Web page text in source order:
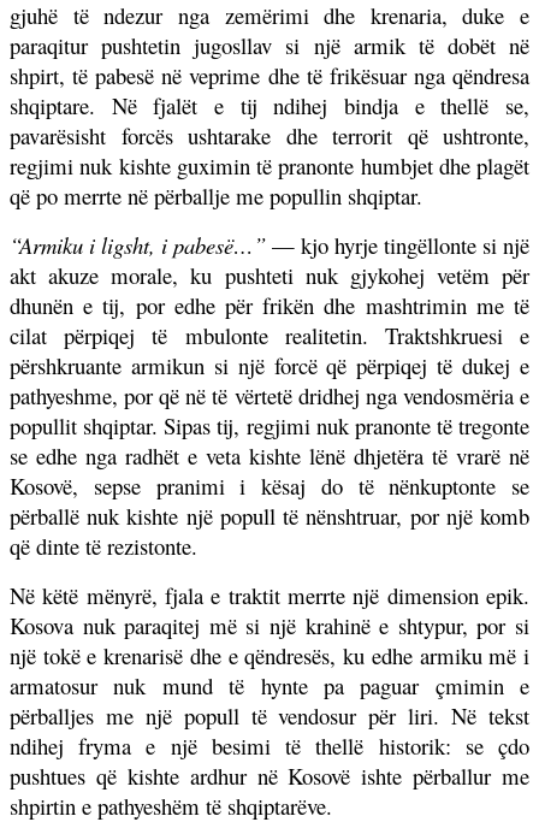
gjuhë të ndezur nga zemërimi dhe krenaria, duke e
paraqitur pushtetin jugosllav si një armik të dobët në
shpirt, të pabesë në veprime dhe të frikësuar nga qëndresa
shqiptare. Në fjalët e tij ndihej bindja e thellë se,
pavarësisht forcës ushtarake dhe terrorit që ushtronte,
regjimi nuk kishte guximin të pranonte humbjet dhe plagët
që po merrte në përballje me popullin shqiptar.
“Armiku i ligsht, i pabesë…” — kjo hyrje tingëllonte si një
akt akuze morale, ku pushteti nuk gjykohej vetëm për
dhunën e tij, por edhe për frikën dhe mashtrimin me të
cilat përpiqej të mbulonte realitetin. Traktshkruesi e
përshkruante armikun si një forcë që përpiqej të dukej e
pathyeshme, por që në të vërtetë dridhej nga vendosmëria e
popullit shqiptar. Sipas tij, regjimi nuk pranonte të tregonte
se edhe nga radhët e veta kishte lënë dhjetëra të vrarë në
Kosovë, sepse pranimi i kësaj do të nënkuptonte se
përballë nuk kishte një popull të nënshtruar, por një komb
që dinte të rezistonte.
Në këtë mënyrë, fjala e traktit merrte një dimension epik.
Kosova nuk paraqitej më si një krahinë e shtypur, por si
një tokë e krenarisë dhe e qëndresës, ku edhe armiku më i
armatosur nuk mund të hynte pa paguar çmimin e
përballjes me një popull të vendosur për liri. Në tekst
ndihej fryma e një besimi të thellë historik: se çdo
pushtues që kishte ardhur në Kosovë ishte përballur me
shpirtin e pathyeshëm të shqiptarëve.